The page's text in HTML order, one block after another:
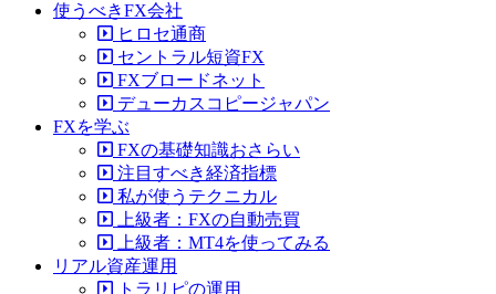
使うべきFX会社
ヒロセ通商
セントラル短資FX
FXブロードネット
デューカスコピージャパン
FXを学ぶ
FXの基礎知識おさらい
注目すべき経済指標
私が使うテクニカル
上級者：FXの自動売買
上級者：MT4を使ってみる
リアル資産運用
トラリピの運用